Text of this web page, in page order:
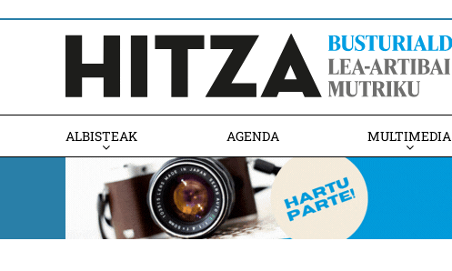
ALBISTEAK AGENDA MULTIMEDIA